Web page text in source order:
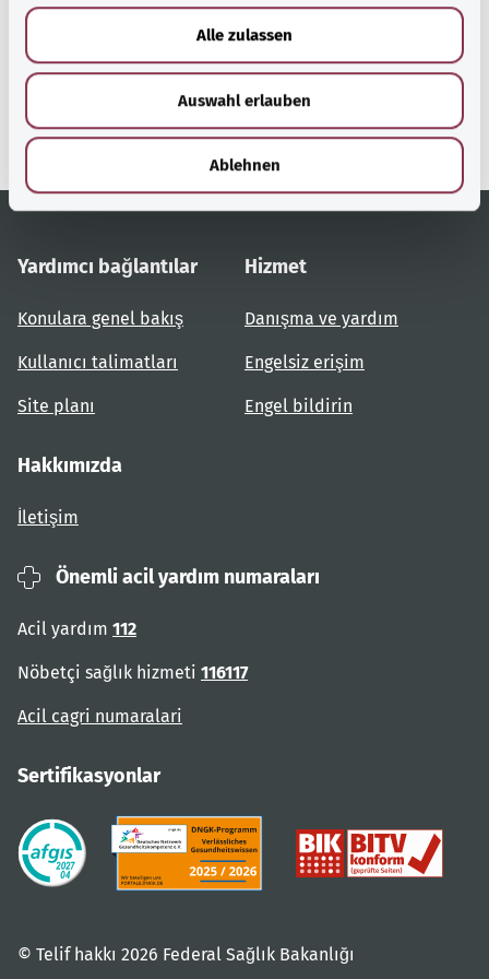
Alle zulassen
Auswahl erlauben
Ablehnen
gesund.bund.de
Federal Sağlık Bakanlığı'nın
bir hizmetidir.
Yardımcı bağlantılar
Konulara genel bakış
Kullanıcı talimatları
Site planı
Hizmet
Danışma ve yardım
Engelsiz erişim
Engel bildirin
Hakkımızda
İletişim
Önemli acil yardım numaraları
Acil yardım 112
Nöbetçi sağlık hizmeti 116117
Acil cagri numaralari
Sertifikasyonlar
© Telif hakkı 2026 Federal Sağlık Bakanlığı